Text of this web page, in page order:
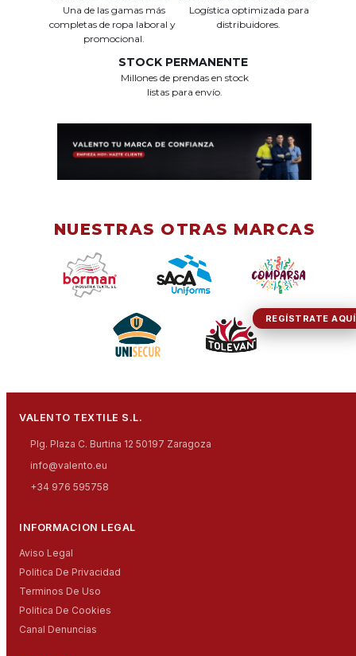
Una de las gamas más
completas de ropa laboral y
promocional.
Logística optimizada para
distribuidores.
STOCK PERMANENTE
Millones de prendas en stock
listas para envío.
NUESTRAS OTRAS MARCAS
REGÍSTRATE AQUÍ
VALENTO TEXTILE S.L.
Plg. Plaza C. Burtina 12 50197 Zaragoza
info@valento.eu
+34 976 595758
INFORMACION LEGAL
Aviso Legal
Politica De Privacidad
Terminos De Uso
Politica De Cookies
Canal Denuncias